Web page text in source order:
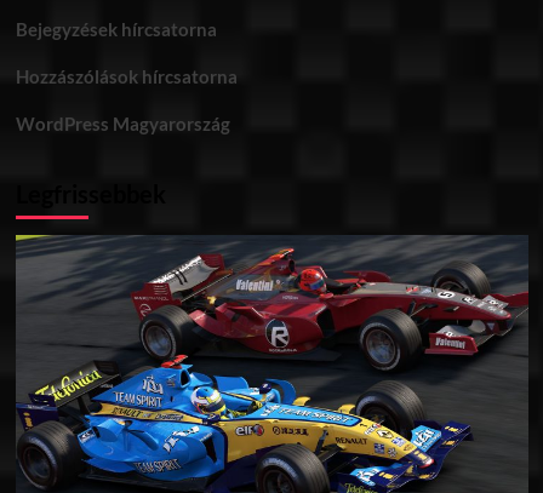
Bejegyzések hírcsatorna
Hozzászólások hírcsatorna
WordPress Magyarország